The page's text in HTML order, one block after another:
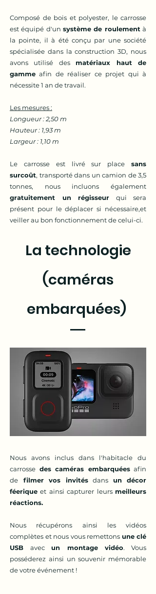
Composé de bois et polyester, le carrosse
est équipé d'un système de roulement à
la pointe, il à été conçu par une société
spécialisée dans la construction 3D, nous
avons utilisé des matériaux haut de
gamme afin de réaliser ce projet qui à
nécessite 1 an de travail.
Les mesures :
Longueur : 2,50 m
Hauteur : 1,93 m
Largeur : 1,10 m
Le carrosse est livré sur place sans
surcoût, transporté dans un camion de 3,5
tonnes, nous incluons également
gratuitement un régisseur qui sera
présent pour le déplacer si nécessaire,et
veiller au bon fonctionnement de celui-ci.
La technologie
(caméras
embarquées)
Nous avons inclus dans l'habitacle du
carrosse des caméras embarquéesafin
de filmer vos invitésdans un décor
féerique et ainsi capturer leurs meilleurs
réactions.
Nous récupérons ainsi les vidéos
complètes et nous vous remettons une clé
USBavecun montage vidéo. Vous
posséderez ainsi un souvenir mémorable
de votre événement !